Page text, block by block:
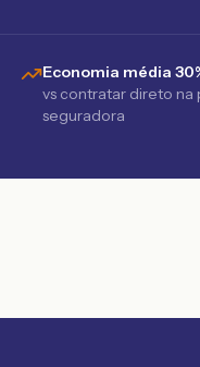
Economia média
vs contratar direto na
seguradora